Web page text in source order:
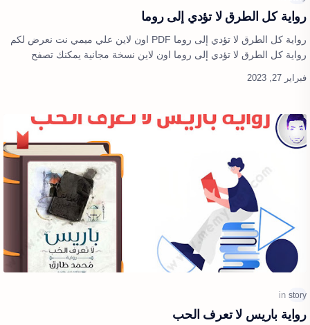
رواية كل الطرق لا تؤدي إلى روما
رواية كل الطرق لا تؤدي إلى روما PDF اون لاين علي ميمي نت نعرض لكم
رواية كل الطرق لا تؤدي إلى روما اون لاين نسخة مجانية يمكنك تصفح
رواية باريس لا تعرف الحب